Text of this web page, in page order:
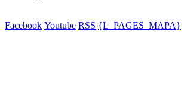
Facebook Youtube RSS {L_PAGES_MAPA}